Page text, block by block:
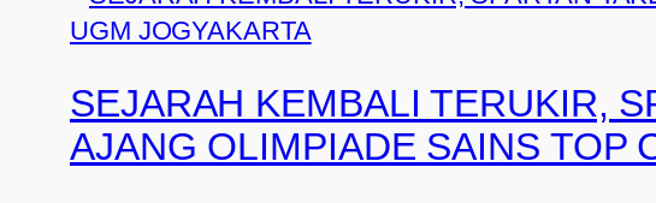
SEJARAH KEMBALI TERUKIR,
AJANG OLIMPIADE SAINS TOP